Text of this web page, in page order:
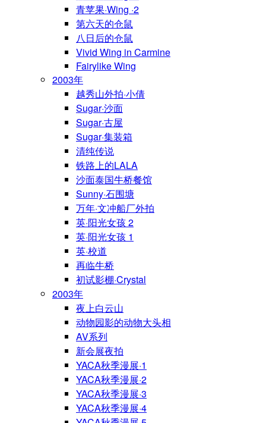
青苹果·Wing ·2
第六天的仓鼠
八日后的仓鼠
Vivid Wing in Carmine
Fairylike Wing
2003年
越秀山外拍·小倩
Sugar·沙面
Sugar·古屋
Sugar·集装箱
清纯传说
铁路上的LALA
沙面泰国牛桥餐馆
Sunny·石围塘
万年·文冲船厂外拍
英·阳光女孩 2
英·阳光女孩 1
英·校道
再临牛桥
初试影棚·Crystal
2003年
夜上白云山
动物园影的动物大头相
AV系列
新会展夜拍
YACA秋季漫展·1
YACA秋季漫展·2
YACA秋季漫展·3
YACA秋季漫展·4